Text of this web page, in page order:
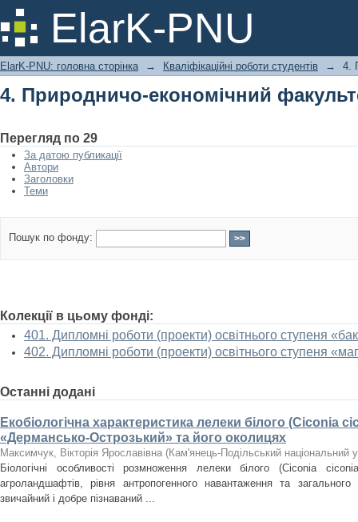
ElarK-PNU
4. Природничо-економічний
ElarK-PNU: головна сторінка → Кваліфікаційні роботи студентів → 4.
4. Природничо-економічний
Перегляд по 29
За датою публикації
Автори
Заголовки
Теми
Пошук по фонду:
Колекції в цьому фонді:
401. Дипломні роботи (проекти) освітнього ступеня
402. Дипломні роботи (проекти) освітнього ступеня
Останні додані
Екобіологічна характеристика лелеки білого (Ciconia
«Дермансько-Острозький» та його околицях
Максимчук, Вікторія Ярославівна (Кам'янець-Подільський національний
Біологічні особливості розмноження лелеки білого (Ciconia
агроландшафтів, рівня антропогенного навантаження та загального
звичайний і добре пізнаваний ...